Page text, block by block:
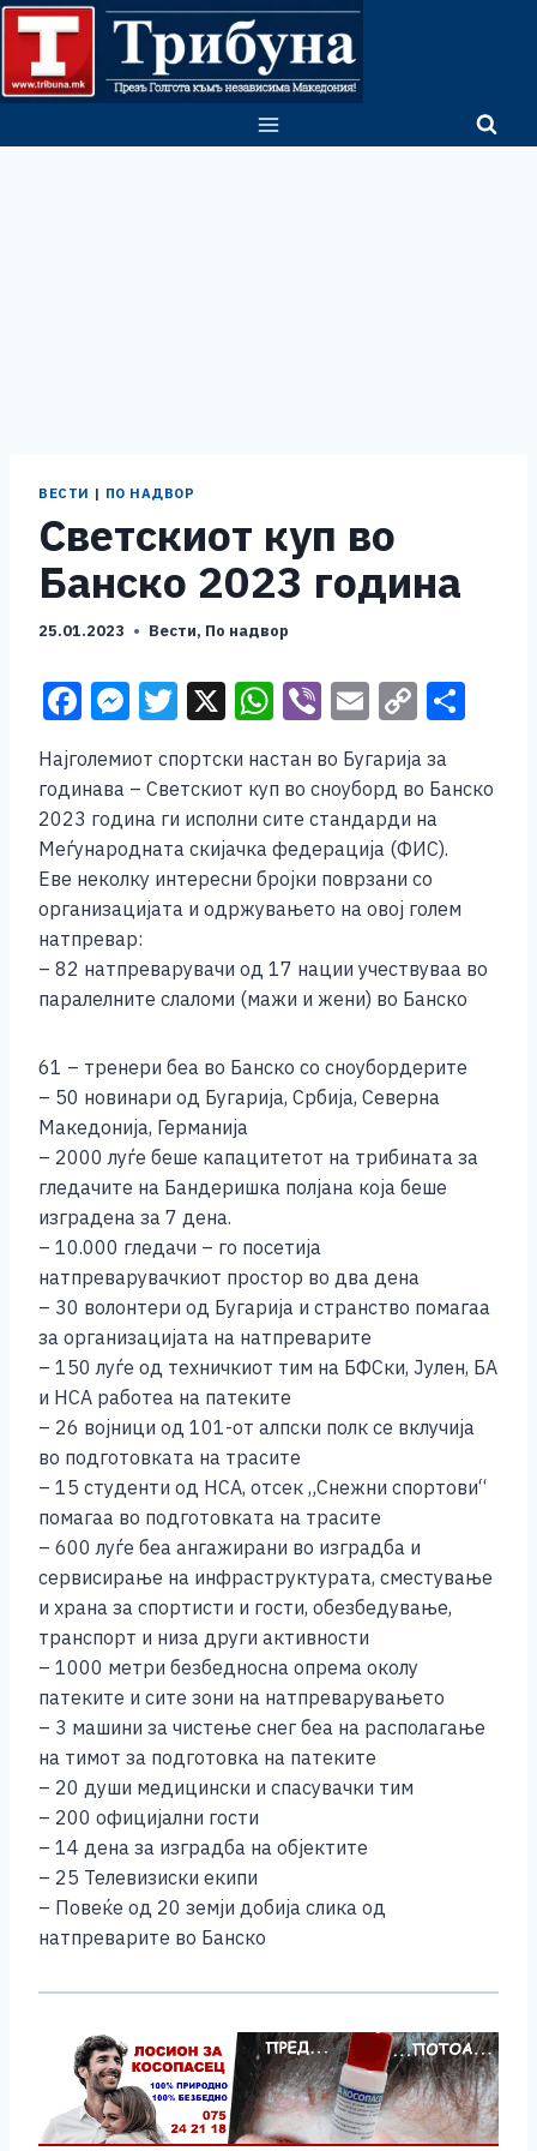
Skip
content
ВЕСТИ | ПО НАДВОР
Светскиот куп во
Банско 2023 година
25.01.2023 Вести, По надвор
F
c
e
b
o
o
k
M
ss
e
n
g
er
T
tt
er
X W
at
s
A
p
p
Vi
er
E
ai
l
C
p
y
Li
n
k
ar
Најголемиот спортски настан во Бугарија за
годинава – Светскиот куп во сноуборд во Банско
2023 година ги исполни сите стандарди на
Меѓународната скијачка федерација (ФИС).
Еве неколку интересни бројки поврзани со
организацијата и одржувањето на овој голем
натпревар:
– 82 натпреварувачи од 17 нации учествуваа во
паралелните слаломи (мажи и жени) во Банско
61 – тренери беа во Банско со сноубордерите
– 50 новинари од Бугарија, Србија, Северна
Македонија, Германија
– 2000 луѓе беше капацитетот на трибината за
гледачите на Бандеришка полјана која беше
изградена за 7 дена.
– 10.000 гледачи – го посетија
натпреварувачкиот простор во два дена
– 30 волонтери од Бугарија и странство помагаа
за организацијата на натпреварите
– 150 луѓе од техничкиот тим на БФСки, Јулен, БА
и НСА работеа на патеките
– 26 војници од 101-от алпски полк се вклучија
во подготовката на трасите
– 15 студенти од НСА, отсек „Снежни спортови“
помагаа во подготовката на трасите
– 600 луѓе беа ангажирани во изградба и
сервисирање на инфраструктурата, сместување
и храна за спортисти и гости, обезбедување,
транспорт и низа други активности
– 1000 метри безбедносна опрема околу
патеките и сите зони на натпреварувањето
– 3 машини за чистење снег беа на располагање
на тимот за подготовка на патеките
– 20 души медицински и спасувачки тим
– 200 официјални гости
– 14 дена за изградба на објектите
– 25 Телевизиски екипи
– Повеќе од 20 земји добија слика од
натпреварите во Банско